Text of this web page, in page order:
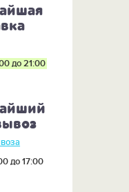
до 21:00
до 17:00